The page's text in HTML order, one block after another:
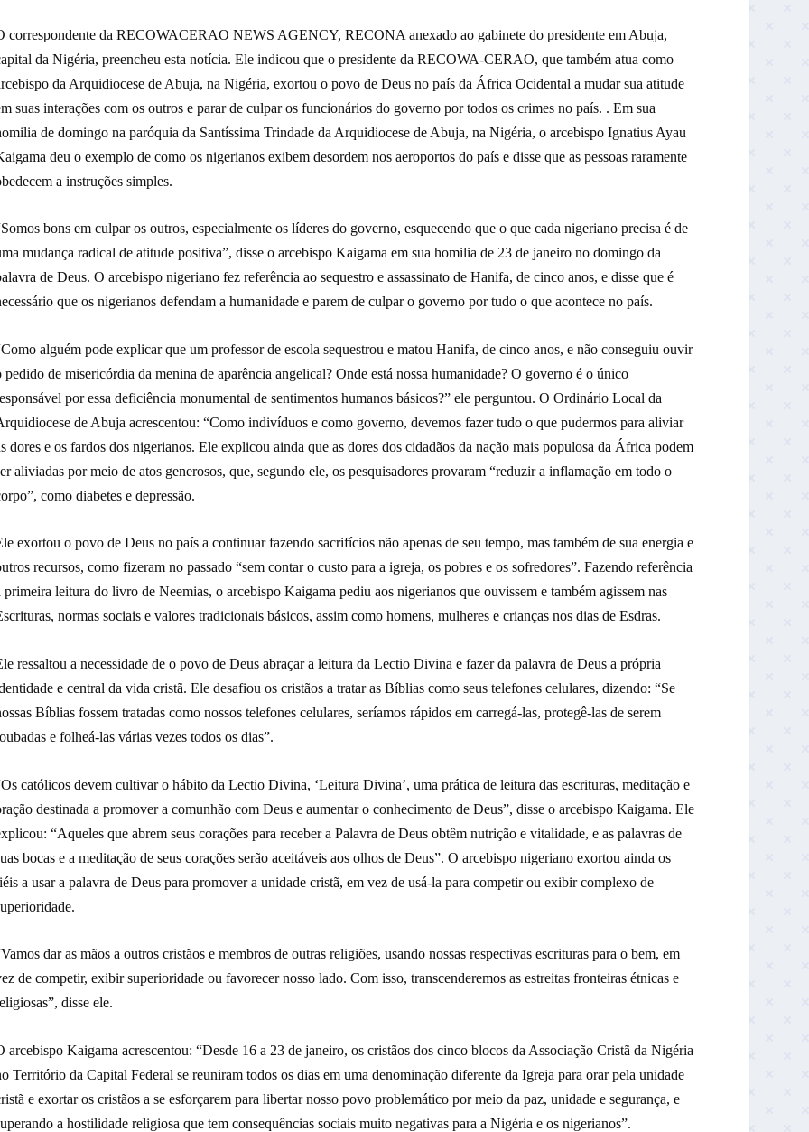
correspondente da RECOWACERAO NEWS AGENCY, RECONA anexado ao gabinete do presidente em Abuja,
da Nigéria, preencheu esta notícia. Ele indicou que o presidente da RECOWA-CERAO, que também atua como
da Arquidiocese de Abuja, na Nigéria, exortou o povo de Deus no país da África Ocidental a mudar sua atitude
suas interações com os outros e parar de culpar os funcionários do governo por todos os crimes no país. . Em sua
de domingo na paróquia da Santíssima Trindade da Arquidiocese de Abuja, na Nigéria, o arcebispo Ignatius Ayau
deu o exemplo de como os nigerianos exibem desordem nos aeroportos do país e disse que as pessoas raramente
a instruções simples.
bons em culpar os outros, especialmente os líderes do governo, esquecendo que o que cada nigeriano precisa é de
mudança radical de atitude positiva”, disse o arcebispo Kaigama em sua homilia de 23 de janeiro no domingo da
de Deus. O arcebispo nigeriano fez referência ao sequestro e assassinato de Hanifa, de cinco anos, e disse que é
que os nigerianos defendam a humanidade e parem de culpar o governo por tudo o que acontece no país.
alguém pode explicar que um professor de escola sequestrou e matou Hanifa, de cinco anos, e não conseguiu ouvir
pedido de misericórdia da menina de aparência angelical? Onde está nossa humanidade? O governo é o único
por essa deficiência monumental de sentimentos humanos básicos?” ele perguntou. O Ordinário Local da
de Abuja acrescentou: “Como indivíduos e como governo, devemos fazer tudo o que pudermos para aliviar
dores e os fardos dos nigerianos. Ele explicou ainda que as dores dos cidadãos da nação mais populosa da África podem
aliviadas por meio de atos generosos, que, segundo ele, os pesquisadores provaram “reduzir a inflamação em todo o
como diabetes e depressão.
exortou o povo de Deus no país a continuar fazendo sacrifícios não apenas de seu tempo, mas também de sua energia e
recursos, como fizeram no passado “sem contar o custo para a igreja, os pobres e os sofredores”. Fazendo referência
primeira leitura do livro de Neemias, o arcebispo Kaigama pediu aos nigerianos que ouvissem e também agissem nas
normas sociais e valores tradicionais básicos, assim como homens, mulheres e crianças nos dias de Esdras.
ressaltou a necessidade de o povo de Deus abraçar a leitura da Lectio Divina e fazer da palavra de Deus a própria
e central da vida cristã. Ele desafiou os cristãos a tratar as Bíblias como seus telefones celulares, dizendo: “Se
Bíblias fossem tratadas como nossos telefones celulares, seríamos rápidos em carregá-las, protegê-las de serem
e folheá-las várias vezes todos os dias”.
católicos devem cultivar o hábito da Lectio Divina, ‘Leitura Divina’, uma prática de leitura das escrituras, meditação e
destinada a promover a comunhão com Deus e aumentar o conhecimento de Deus”, disse o arcebispo Kaigama. Ele
“Aqueles que abrem seus corações para receber a Palavra de Deus obtêm nutrição e vitalidade, e as palavras de
bocas e a meditação de seus corações serão aceitáveis ​​aos olhos de Deus”. O arcebispo nigeriano exortou ainda os
a usar a palavra de Deus para promover a unidade cristã, em vez de usá-la para competir ou exibir complexo de
dar as mãos a outros cristãos e membros de outras religiões, usando nossas respectivas escrituras para o bem, em
de competir, exibir superioridade ou favorecer nosso lado. Com isso, transcenderemos as estreitas fronteiras étnicas e
disse ele.
arcebispo Kaigama acrescentou: “Desde 16 a 23 de janeiro, os cristãos dos cinco blocos da Associação Cristã da Nigéria
Território da Capital Federal se reuniram todos os dias em uma denominação diferente da Igreja para orar pela unidade
e exortar os cristãos a se esforçarem para libertar nosso povo problemático por meio da paz, unidade e segurança, e
a hostilidade religiosa que tem consequências sociais muito negativas para a Nigéria e os nigerianos”.